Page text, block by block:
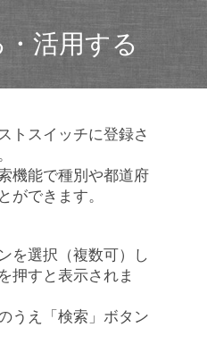
活用する
トスイッチに登録さ
機能で種別や都道府
ができます。
を選択（複数可）し
押すと表示されま
うえ「検索」ボタン